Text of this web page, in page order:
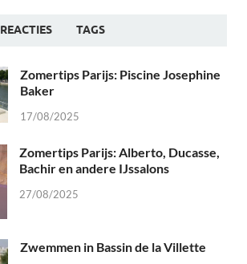
REACTIES TAGS
Zomertips Parijs: Piscine Josephine
Baker
17/08/2025
Zomertips Parijs: Alberto, Ducasse,
Bachir en andere IJssalons
27/08/2025
Zwemmen in Bassin de la Villette